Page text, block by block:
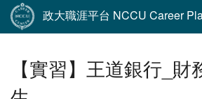
政大職涯平台 NCCU Career
【實習】王道銀行_財